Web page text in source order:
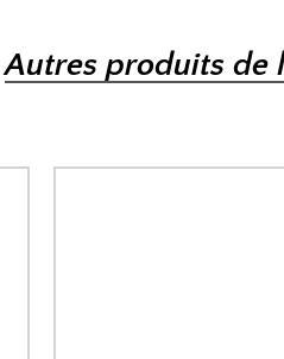
Autres produits de